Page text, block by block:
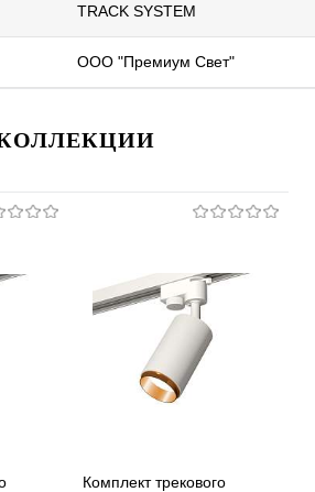
TRACK SYSTEM
ООО "Премиум Свет"
Комплект трекового